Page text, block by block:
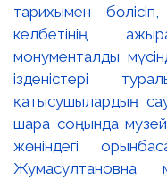
тарихымен
келбетінің
монументалды
ізденістері
қатысушылардың
шара соңында
жөніндегі